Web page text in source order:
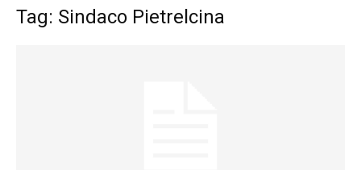
Tag: Sindaco Pietrelcina